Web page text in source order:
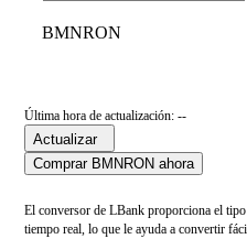
BMNRON
Última hora de actualización: --
Actualizar
Comprar BMNRON ahora
El conversor de LBank proporciona el
tiempo real, lo que le ayuda a convertir